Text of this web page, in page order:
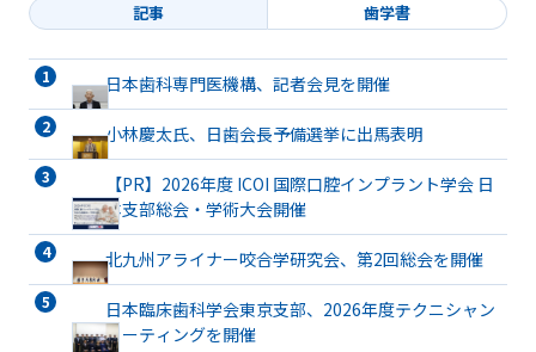
記事 歯学書
日本歯科専門医機構、記者会見を開催
小林慶太氏、日歯会長予備選挙に出馬表明
【PR】2026年度 ICOI 国際口腔インプラント学会 日
本支部総会・学術大会開催
北九州アライナー咬合学研究会、第2回総会を開催
日本臨床歯科学会東京支部、2026年度テクニシャン
ミーティングを開催